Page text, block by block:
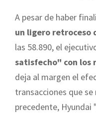
A pesar de haber
un ligero retroceso
las 58.890, el
satisfecho" con los
deja al margen el
transacciones que
precedente, Hyundai